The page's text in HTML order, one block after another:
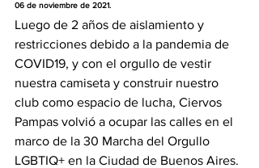
06 de noviembre de 2021.
Luego de 2 años de aislamiento y
restricciones debido a la pandemia de
COVID19, y con el orgullo de vestir
nuestra camiseta y construir nuestro
club como espacio de lucha, Ciervos
Pampas volvió a ocupar las calles en el
marco de la 30 Marcha del Orgullo
LGBTIQ+ en la Ciudad de Buenos Aires.